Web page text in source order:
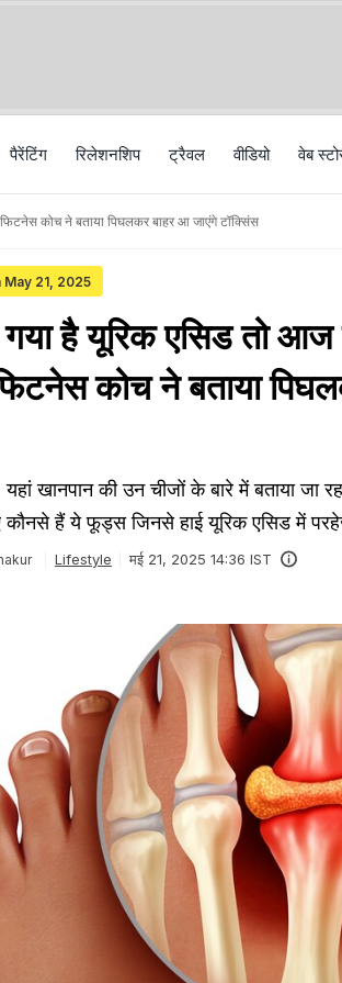
पैरेंटिंग रिलेशनशिप ट्रैवल वीड‍ियो वेब
कोच ने बताया पिघलकर बाहर आ जाएंगे टॉक्सिंस
21, 2025
है यूरिक एसिड तो आज
कोच ने बताया
खानपान की उन चीजों के बारे में बताया जा
कौनसे हैं ये फूड्स जिनसे हाई यूरिक एसिड में
Lifestyle मई 21, 2025 14:36 IST